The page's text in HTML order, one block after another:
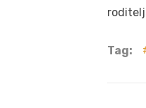
Tag: